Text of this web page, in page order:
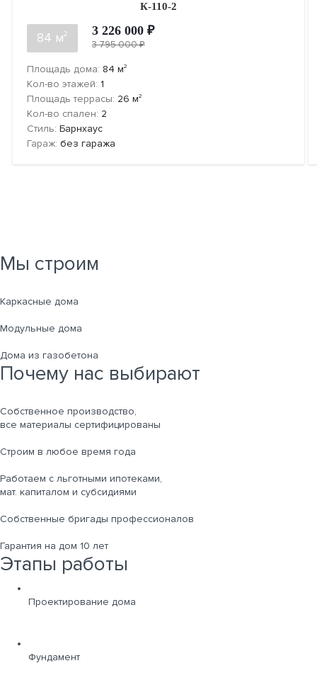
К-110-2
84 м2 3 226 000 ₽
3 795 000 ₽
Площадь дома: 84 м2
Кол-во этажей: 1
Площадь террасы: 26 м2
Кол-во спален: 2
Стиль: Барнхаус
Гараж: без гаража
Мы строим
Каркасные дома
Модульные дома
Дома из газобетона
Почему нас выбирают
Собственное производство,
все материалы сертифицированы
Строим в любое время года
Работаем с льготными ипотеками,
мат. капиталом и субсидиями
Собственные бригады профессионалов
Гарантия на дом 10 лет
Этапы работы
Проектирование дома
Фундамент